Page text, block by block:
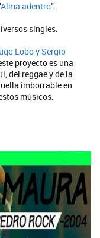
Alma adentro".
singles.
Lobo y Sergio
proyecto es una
del reggae y de la
imborrable en
músicos.